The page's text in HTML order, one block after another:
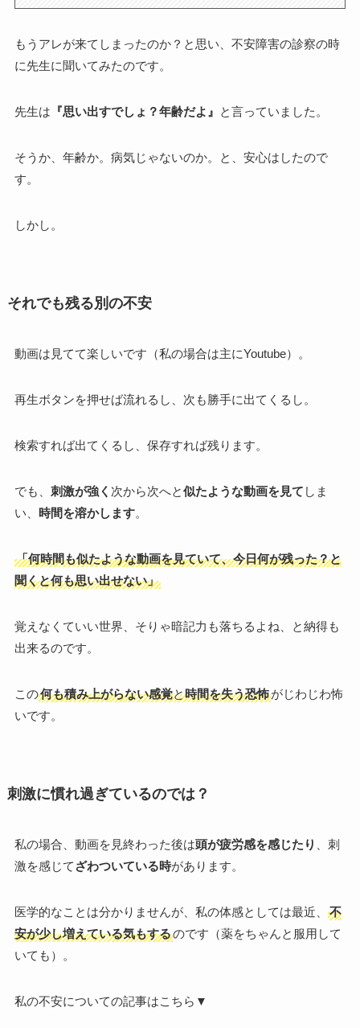
もうアレが来てしまったのか？と思い、不安障害の診察の時
に先生に聞いてみたのです。
先生は 『思い出すでしょ？年齢だよ』 と言っていました。
そうか、年齢か。病気じゃないのか。と、安心はしたので
す。
しかし。
それでも残る別の不安
動画は見てて楽しいです（私の場合は主にYoutube）。
再生ボタンを押せば流れるし、次も勝手に出てくるし。
検索すれば出てくるし、保存すれば残ります。
でも、 刺激が強く 次から次へと似たような動画を見て しま
い、 時間を溶かします。
「何時間も似たような動画を見ていて、今日何が残った？と
聞くと何も思い出せない」
覚えなくていい世界、そりゃ暗記力も落ちるよね、と納得も
出来るのです。
この何も積み上がらない感覚と時間を失う恐怖がじわじわ怖
いです。
刺激に慣れ過ぎているのでは？
私の場合、動画を見終わった後は頭が疲労感を感じたり
、刺
激を感じてざわついている時があります。
医学的なことは分かりませんが、私の体感としては最近、
不
安が少し増えている気もするのです（薬をちゃんと服用して
いても）。
私の不安についての記事はこちら▼